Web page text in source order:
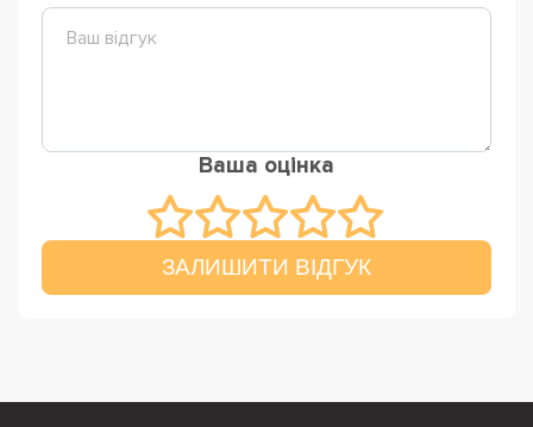
Ваша оцінка
ЗАЛИШИТИ ВІДГУК